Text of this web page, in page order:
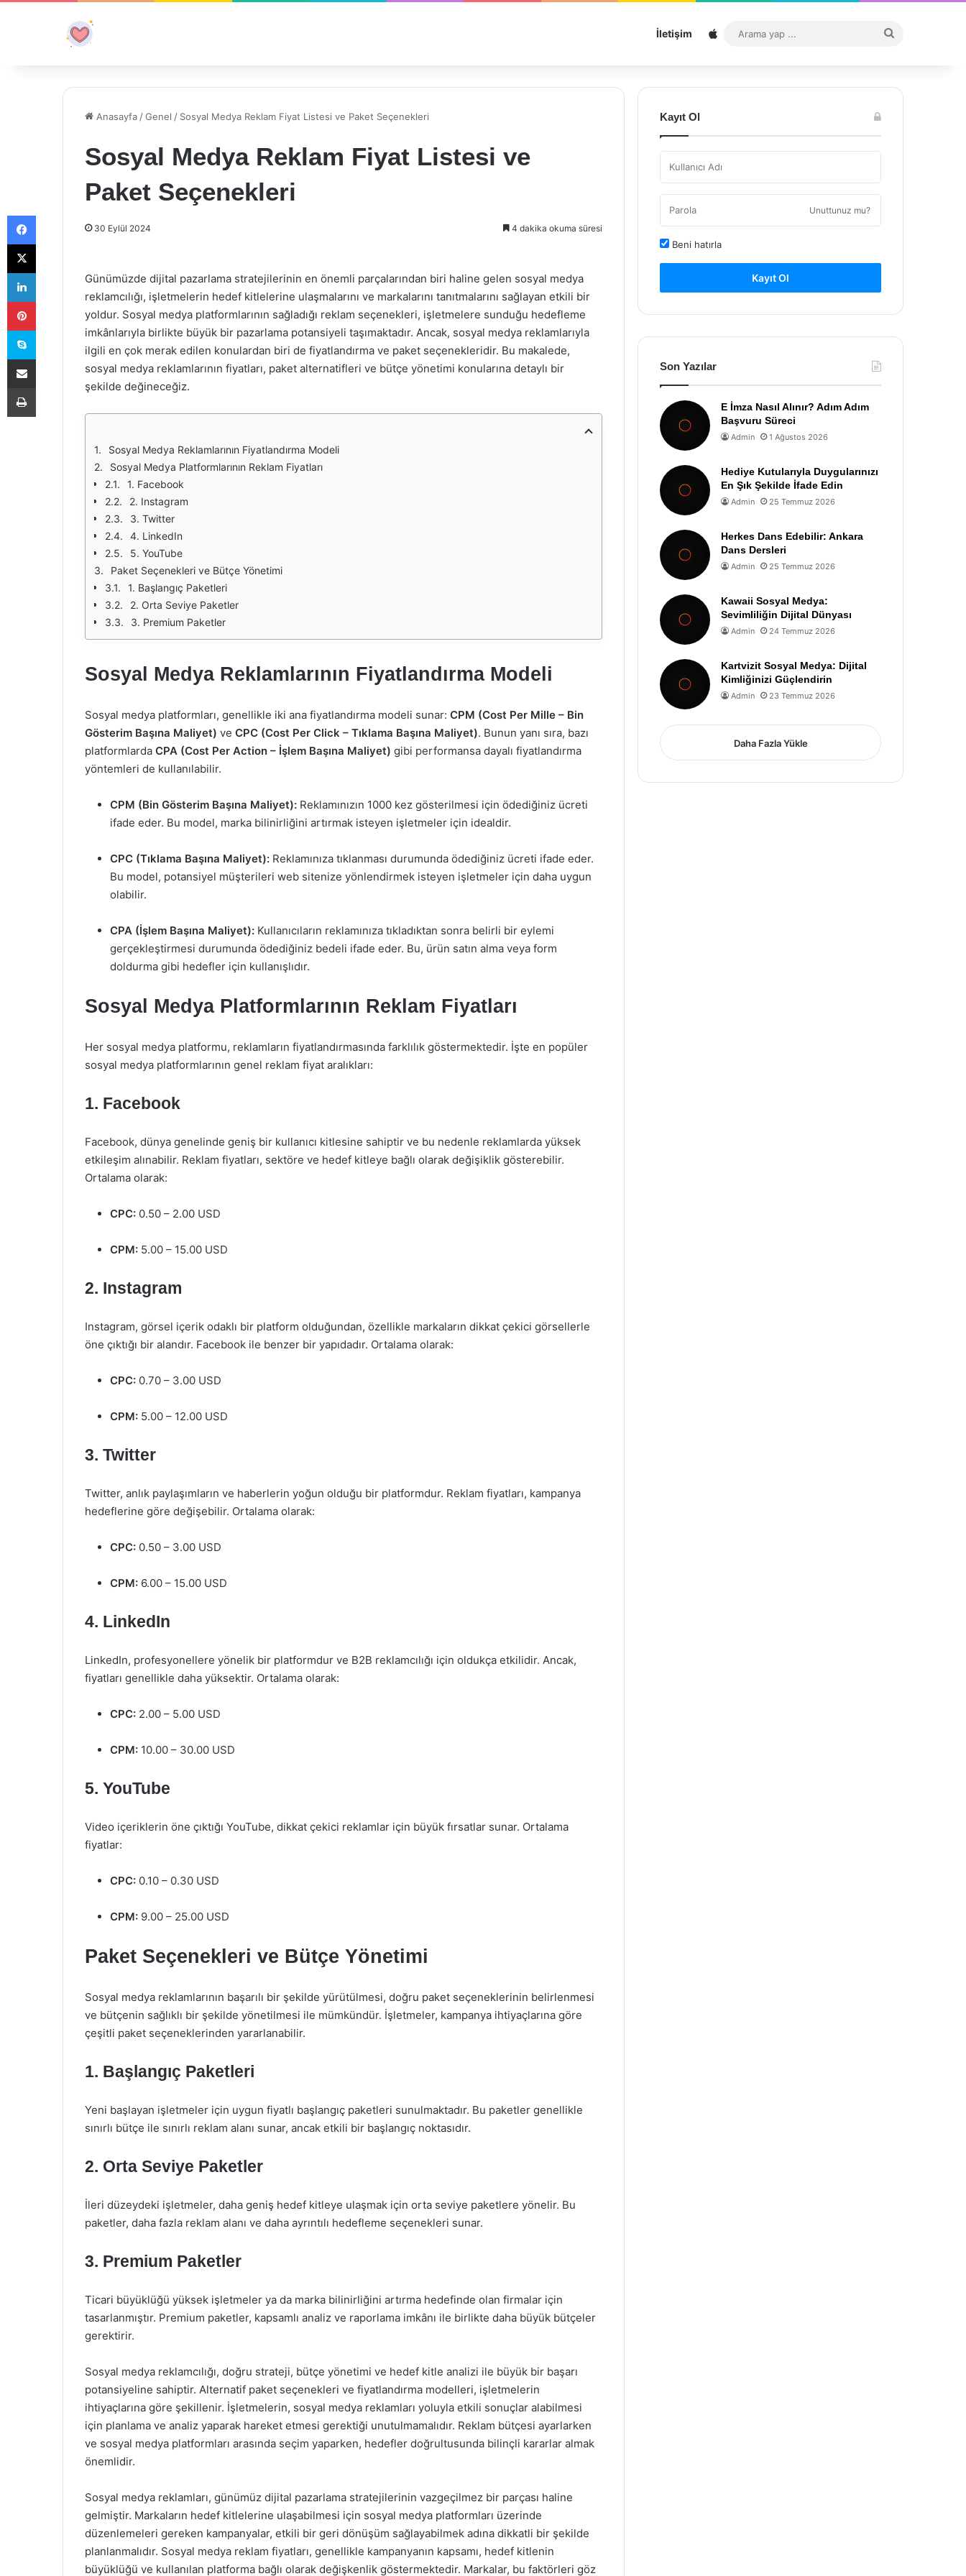
İletişim Sitemap
...
Anasayfa /Genel / Sosyal Medya Reklam Fiyat Listesi ve Paket Seçenekleri
Sosyal Medya Reklam Fiyat Listesi ve
Paket Seçenekleri
30 Eylül 2024 4 dakika okuma süresi
Günümüzde dijital pazarlama stratejilerinin en önemli parçalarından biri haline gelen sosyal medya
reklamcılığı, işletmelerin hedef kitlelerine ulaşmalarını ve markalarını tanıtmalarını sağlayan etkili bir
yoldur. Sosyal medya platformlarının sağladığı reklam seçenekleri, işletmelere sunduğu hedefleme
imkânlarıyla birlikte büyük bir pazarlama potansiyeli taşımaktadır. Ancak, sosyal medya reklamlarıyla
ilgili en çok merak edilen konulardan biri de fiyatlandırma ve paket seçenekleridir. Bu makalede,
sosyal medya reklamlarının fiyatları, paket alternatifleri ve bütçe yönetimi konularına detaylı bir
şekilde değineceğiz.
Sosyal Medya Reklamlarının Fiyatlandırma Modeli
Sosyal Medya Platformlarının Reklam Fiyatları
1. Facebook
2. Instagram
3. Twitter
4. LinkedIn
5. YouTube
Paket Seçenekleri ve Bütçe Yönetimi
1. Başlangıç Paketleri
2. Orta Seviye Paketler
3. Premium Paketler
Sosyal Medya Reklamlarının Fiyatlandırma Modeli
Sosyal medya platformları, genellikle iki ana fiyatlandırma modeli sunar: CPM (Cost Per Mille – Bin
Gösterim Başına Maliyet) ve CPC (Cost Per Click – Tıklama Başına Maliyet). Bunun yanı sıra, bazı
platformlarda CPA (Cost Per Action – İşlem Başına Maliyet) gibi performansa dayalı fiyatlandırma
yöntemleri de kullanılabilir.
CPM (Bin Gösterim Başına Maliyet): Reklamınızın 1000 kez gösterilmesi için ödediğiniz ücreti
ifade eder. Bu model, marka bilinirliğini artırmak isteyen işletmeler için idealdir.
CPC (Tıklama Başına Maliyet): Reklamınıza tıklanması durumunda ödediğiniz ücreti ifade eder.
Bu model, potansiyel müşterileri web sitenize yönlendirmek isteyen işletmeler için daha uygun
olabilir.
CPA (İşlem Başına Maliyet): Kullanıcıların reklamınıza tıkladıktan sonra belirli bir eylemi
gerçekleştirmesi durumunda ödediğiniz bedeli ifade eder. Bu, ürün satın alma veya form
doldurma gibi hedefler için kullanışlıdır.
Sosyal Medya Platformlarının Reklam Fiyatları
Her sosyal medya platformu, reklamların fiyatlandırmasında farklılık göstermektedir. İşte en popüler
sosyal medya platformlarının genel reklam fiyat aralıkları:
1. Facebook
Facebook, dünya genelinde geniş bir kullanıcı kitlesine sahiptir ve bu nedenle reklamlarda yüksek
etkileşim alınabilir. Reklam fiyatları, sektöre ve hedef kitleye bağlı olarak değişiklik gösterebilir.
Ortalama olarak:
CPC: 0.50 – 2.00 USD
CPM: 5.00 – 15.00 USD
2. Instagram
Instagram, görsel içerik odaklı bir platform olduğundan, özellikle markaların dikkat çekici görsellerle
öne çıktığı bir alandır. Facebook ile benzer bir yapıdadır. Ortalama olarak:
CPC: 0.70 – 3.00 USD
CPM: 5.00 – 12.00 USD
3. Twitter
Twitter, anlık paylaşımların ve haberlerin yoğun olduğu bir platformdur. Reklam fiyatları, kampanya
hedeflerine göre değişebilir. Ortalama olarak:
CPC: 0.50 – 3.00 USD
CPM: 6.00 – 15.00 USD
4. LinkedIn
LinkedIn, profesyonellere yönelik bir platformdur ve B2B reklamcılığı için oldukça etkilidir. Ancak,
fiyatları genellikle daha yüksektir. Ortalama olarak:
CPC: 2.00 – 5.00 USD
CPM: 10.00 – 30.00 USD
5. YouTube
Video içeriklerin öne çıktığı YouTube, dikkat çekici reklamlar için büyük fırsatlar sunar. Ortalama
fiyatlar:
CPC: 0.10 – 0.30 USD
CPM: 9.00 – 25.00 USD
Paket Seçenekleri ve Bütçe Yönetimi
Sosyal medya reklamlarının başarılı bir şekilde yürütülmesi, doğru paket seçeneklerinin belirlenmesi
ve bütçenin sağlıklı bir şekilde yönetilmesi ile mümkündür. İşletmeler, kampanya ihtiyaçlarına göre
çeşitli paket seçeneklerinden yararlanabilir.
1. Başlangıç Paketleri
Yeni başlayan işletmeler için uygun fiyatlı başlangıç paketleri sunulmaktadır. Bu paketler genellikle
sınırlı bütçe ile sınırlı reklam alanı sunar, ancak etkili bir başlangıç noktasıdır.
2. Orta Seviye Paketler
İleri düzeydeki işletmeler, daha geniş hedef kitleye ulaşmak için orta seviye paketlere yönelir. Bu
paketler, daha fazla reklam alanı ve daha ayrıntılı hedefleme seçenekleri sunar.
3. Premium Paketler
Ticari büyüklüğü yüksek işletmeler ya da marka bilinirliğini artırma hedefinde olan firmalar için
tasarlanmıştır. Premium paketler, kapsamlı analiz ve raporlama imkânı ile birlikte daha büyük bütçeler
gerektirir.
Sosyal medya reklamcılığı, doğru strateji, bütçe yönetimi ve hedef kitle analizi ile büyük bir başarı
potansiyeline sahiptir. Alternatif paket seçenekleri ve fiyatlandırma modelleri, işletmelerin
ihtiyaçlarına göre şekillenir. İşletmelerin, sosyal medya reklamları yoluyla etkili sonuçlar alabilmesi
için planlama ve analiz yaparak hareket etmesi gerektiği unutulmamalıdır. Reklam bütçesi ayarlarken
ve sosyal medya platformları arasında seçim yaparken, hedefler doğrultusunda bilinçli kararlar almak
önemlidir.
Sosyal medya reklamları, günümüz dijital pazarlama stratejilerinin vazgeçilmez bir parçası haline
gelmiştir. Markaların hedef kitlelerine ulaşabilmesi için sosyal medya platformları üzerinde
düzenlemeleri gereken kampanyalar, etkili bir geri dönüşüm sağlayabilmek adına dikkatli bir şekilde
planlanmalıdır. Sosyal medya reklam fiyatları, genellikle kampanyanın kapsamı, hedef kitlenin
büyüklüğü ve kullanılan platforma bağlı olarak değişkenlik göstermektedir. Markalar, bu faktörleri göz
Kayıt Ol
Unuttunuz mu?
Beni hatırla
Kayıt Ol
Son Yazılar
E İmza Nasıl Alınır? Adım Adım
Başvuru Süreci
Admin 1 Ağustos 2026
Hediye Kutularıyla Duygularınızı
En Şık Şekilde İfade Edin
Admin 25 Temmuz 2026
Herkes Dans Edebilir: Ankara
Dans Dersleri
Admin 25 Temmuz 2026
Kawaii Sosyal Medya:
Sevimliliğin Dijital Dünyası
Admin 24 Temmuz 2026
Kartvizit Sosyal Medya: Dijital
Kimliğinizi Güçlendirin
Admin 23 Temmuz 2026
Daha Fazla Yükle
Facebook
X
LinkedIn
Pinterest
Skype
E-Posta ile paylaş